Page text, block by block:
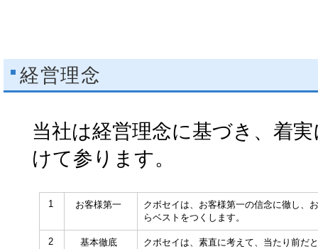
経営理念
当社は経営理念に基づき、着
けて参ります。
1 お客様第一
クボセイは、お客様第一の信念に徹し、
らベストをつくします。
2
基本徹底
クボセイは、素直に考えて、当たり前だ